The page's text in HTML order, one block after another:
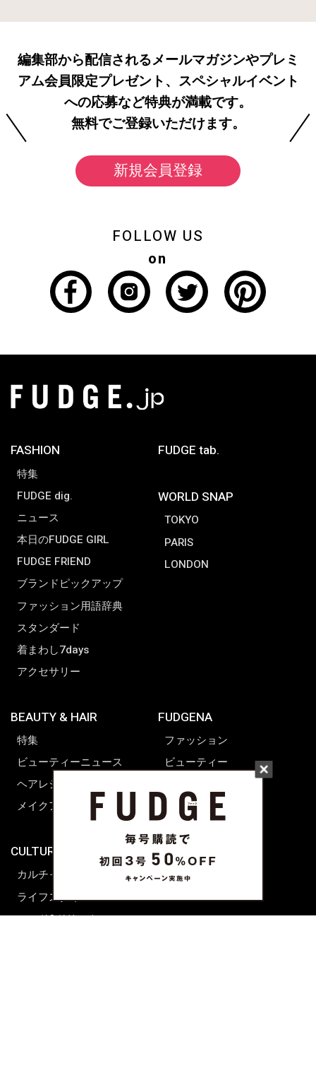
編集部から配信されるメールマガジンやプレミ
アム会員限定プレゼント、スペシャルイベント
への応募など特典が満載です。
無料でご登録いただけます。
新規会員登録
FOLLOW US
on
FASHION
特集
FUDGE dig.
ニュース
本日のFUDGE GIRL
FUDGE FRIEND
ブランドピックアップ
ファッション用語辞典
スタンダード
着まわし7days
アクセサリー
FUDGE tab.
WORLD SNAP
TOKYO
PARIS
LONDON
BEAUTY & HAIR
特集
ビューティーニュース
ヘアレシピ ストーリーズ
メイクアップティップス
CULTURE & LIFE
カルチャー
ライフスタイル
フード&ドリンク
FUDGENA
ファッション
ビューティー
ライフスタイル